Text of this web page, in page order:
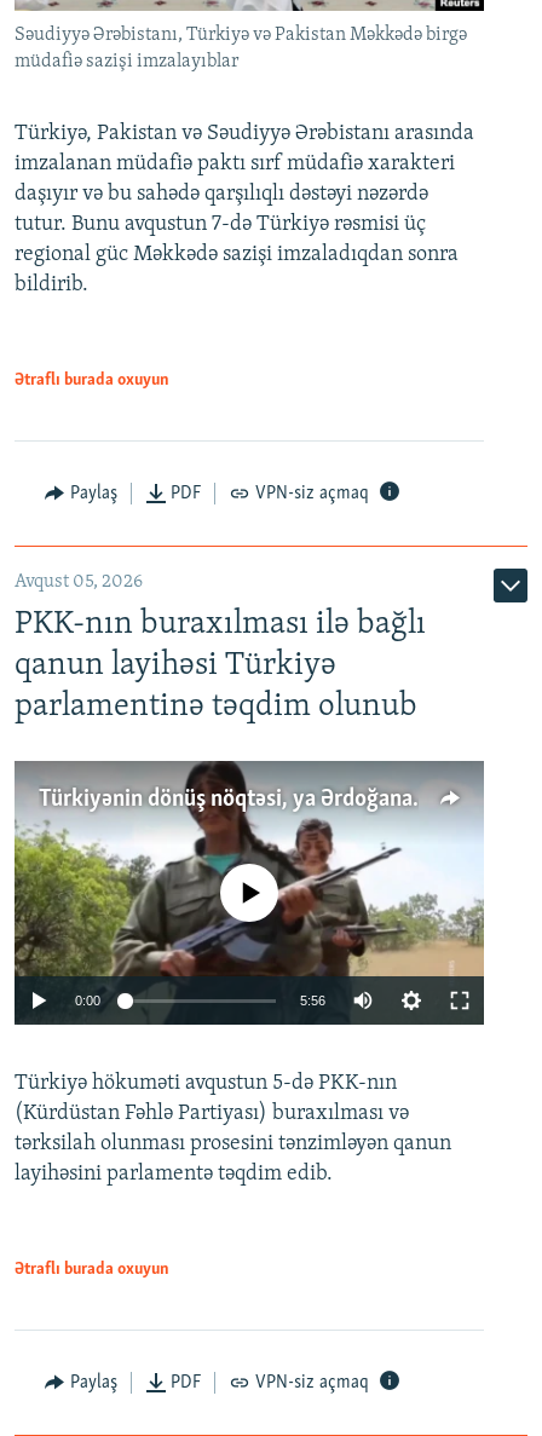
Səudiyyə Ərəbistanı, Türkiyə və Pakistan Məkkədə birgə
müdafiə sazişi imzalayıblar
Türkiyə, Pakistan və Səudiyyə Ərəbistanı arasında
imzalanan müdafiə paktı sırf müdafiə xarakteri
daşıyır və bu sahədə qarşılıqlı dəstəyi nəzərdə
tutur. Bunu avqustun 7-də Türkiyə rəsmisi üç
regional güc Məkkədə sazişi imzaladıqdan sonra
bildirib.
Ətraflı burada oxuyun
Paylaş PDF VPN-siz açmaq
Avqust 05, 2026
PKK-nın buraxılması ilə bağlı
qanun layihəsi Türkiyə
parlamentinə təqdim olunub
Türkiyənin dönüş nöqtəsi, ya Ərdoğana üçüncü şans: PKK ilə qəfil barışıq nə deməkdir?
Auto 240p 360p 480p
720p 1080p
No media source currently available
0:00 5:56
360p
480p
Türkiyə hökuməti avqustun 5-də PKK-nın
(Kürdüstan Fəhlə Partiyası) buraxılması və
tərksilah olunması prosesini tənzimləyən qanun
layihəsini parlamentə təqdim edib.
Ətraflı burada oxuyun
Paylaş PDF VPN-siz açmaq